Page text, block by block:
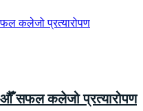
सफल कलेजो प्रत्यारोपण